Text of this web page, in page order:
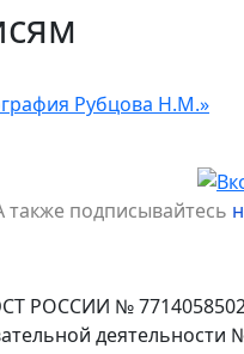
Рубцова Н.М.»
также подписывайтесь
РОССИИ №
деятельности